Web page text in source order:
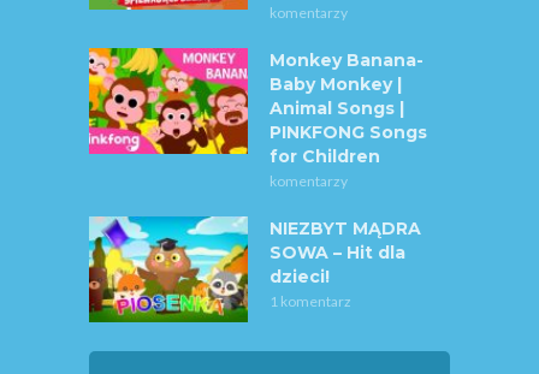
komentarzy
Monkey Banana-
Baby Monkey |
Animal Songs |
PINKFONG Songs
for Children
komentarzy
NIEZBYT MĄDRA
SOWA – Hit dla
dzieci!
1 komentarz